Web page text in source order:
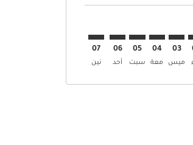
03
ميس
04
معة
05
سبت
06
أحد
07
نين